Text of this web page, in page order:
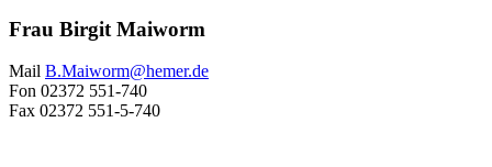
Frau Birgit Maiworm
Mail B.Maiworm@​hemer.de
Fon 02372 551-740
Fax 02372 551-5-740